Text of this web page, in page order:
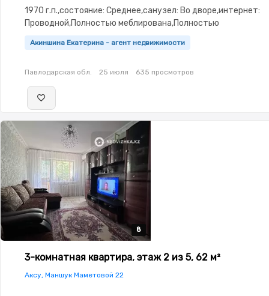
1970 г.п.,состояние: Среднее,санузел: Во дворе,интернет:
Проводной,Полностью меблирована,Полностью
меблирована,Пластиковые окна,Хозпостройки
Акиншина Екатерина - агент недвижимости
Павлодарская обл. 25 июля 635 просмотров
8
8
8
8
8
3-комнатная квартира, этаж 2 из 5, 62 м²
Аксу, Маншук Маметовой 22